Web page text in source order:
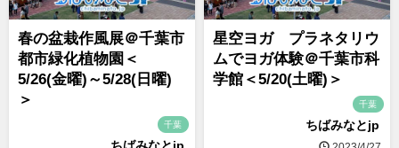
春の盆栽作風展＠千葉市
都市緑化植物園＜
5/26(金曜)～5/28(日曜)
＞
千葉
星空ヨガ プラネタリウ
ムでヨガ体験＠千葉市科
学館＜5/20(土曜)＞
千葉
ちばみなとjp